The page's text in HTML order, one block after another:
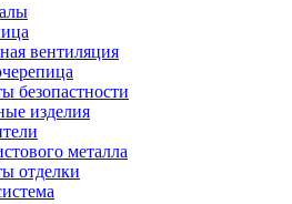
вентиляция
безопастности
изделия
металла
отделки